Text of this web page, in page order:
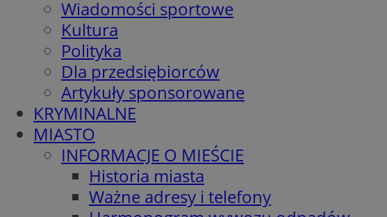
Wiadomości sportowe
Kultura
Polityka
Dla przedsiębiorców
Artykuły sponsorowane
KRYMINALNE
MIASTO
INFORMACJE O MIEŚCIE
Historia miasta
Ważne adresy i telefony